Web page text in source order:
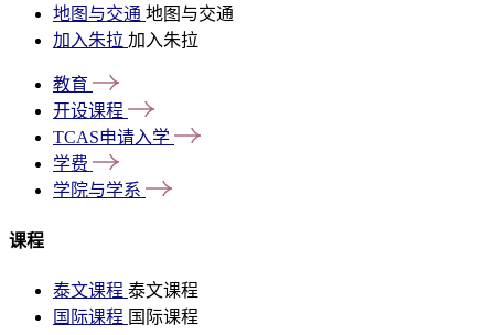
地图与交通 地图与交通
加入朱拉 加入朱拉
教育
开设课程
TCAS申请入学
学费
学院与学系
课程
泰文课程 泰文课程
国际课程 国际课程